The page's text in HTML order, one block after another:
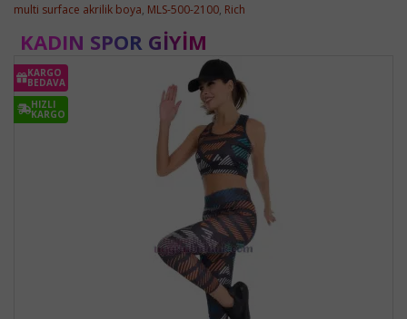
multi surface akrilik boya, MLS-500-2100, Rich
KADIN SPOR GIYIM
KARGO
BEDAVA
HIZLI
KARGO